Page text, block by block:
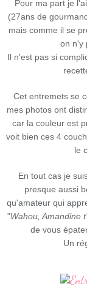
Pour ma part je
(27ans de
mais comme il se
on n'y
Il n'est pas si
Cet entremets se
mes photos ont
car la couleur est
voit bien ces 4
le
En tout cas je
presque aussi
qu'amateur qui
"Wahou, Amandine
de vous
Un